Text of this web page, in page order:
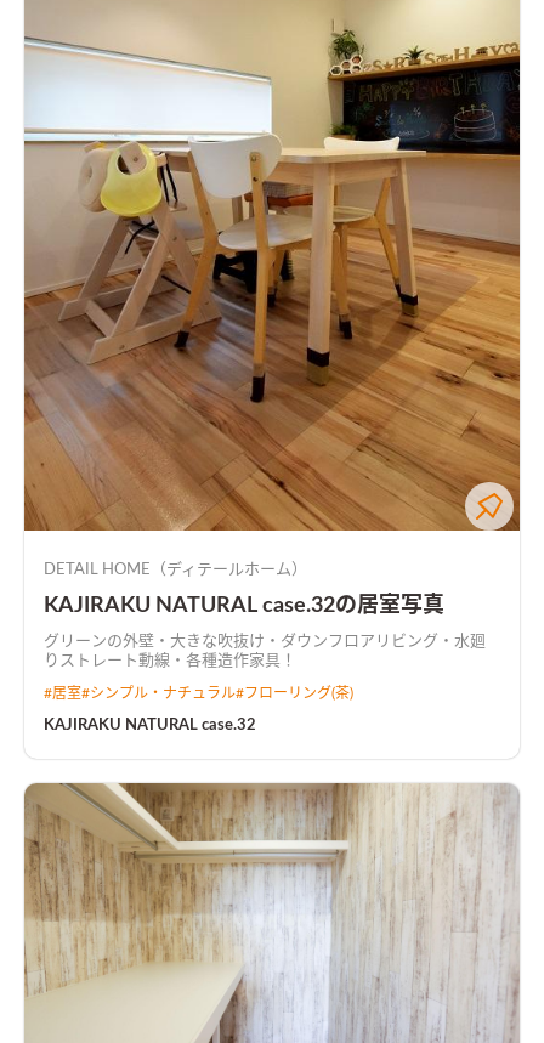
DETAIL HOME（ディテールホーム）
KAJIRAKU NATURAL case.32の居室写真
グリーンの外壁・大きな吹抜け・ダウンフロアリビング・水廻
りストレート動線・各種造作家具！
#居室#シンプル・ナチュラル#フローリング(茶)
KAJIRAKU NATURAL case.32